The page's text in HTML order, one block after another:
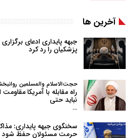
آخرین ها
جبهه پایداری ادعای
پزشکیان را رد کرد
حجت‌الاسلام والمسلمین
راه مقابله با آمریکا
نباید حتی
…
سخنگوی جبهه پایداری:
حرمت مسئولان حفظ شود